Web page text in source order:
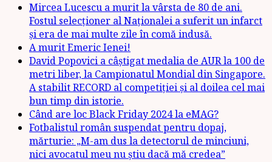
Mircea Lucescu a murit la vârsta de 80 de ani.
Fostul selecționer al Naționalei a suferit un infarct
și era de mai multe zile în comă indusă.
A murit Emeric Ienei!
David Popovici a câștigat medalia de AUR la 100 de
metri liber, la Campionatul Mondial din Singapore.
A stabilit RECORD al competiției și al doilea cel mai
bun timp din istorie.
Când are loc Black Friday 2024 la eMAG?
Fotbalistul român suspendat pentru dopaj,
mărturie: „M-am dus la detectorul de minciuni,
nici avocatul meu nu știu dacă mă credea”